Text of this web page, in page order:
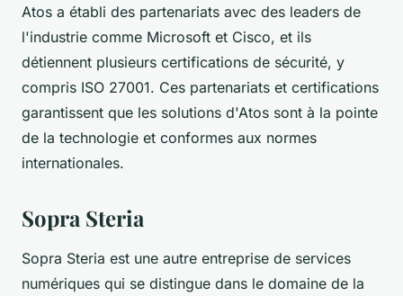
Atos a établi des partenariats avec des leaders de
l'industrie comme Microsoft et Cisco, et ils
détiennent plusieurs certifications de sécurité, y
compris ISO 27001. Ces partenariats et certifications
garantissent que les solutions d'Atos sont à la pointe
de la technologie et conformes aux normes
internationales.
Sopra Steria
Sopra Steria est une autre entreprise de services
numériques qui se distingue dans le domaine de la